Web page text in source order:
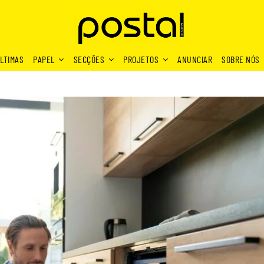
PAPEL SECÇÕES PROJETOS ANUNCIAR SOBRE NÓS